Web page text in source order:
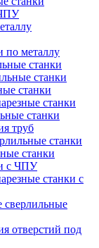
по металлу
станки
станки
станки
станки
станки
труб
станки
станки
с ЧПУ
станки с
отверстий под